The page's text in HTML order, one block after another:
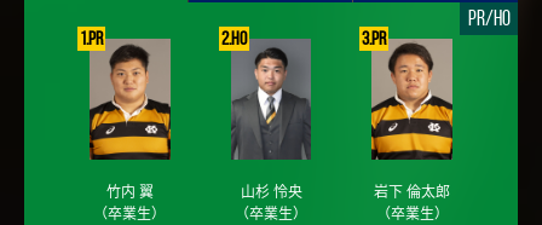
1.PR
竹内 翼
（卒業生）
2.HO
山杉 怜央
（卒業生）
3.PR
岩下 倫太郎
（卒業生）
PR/HO